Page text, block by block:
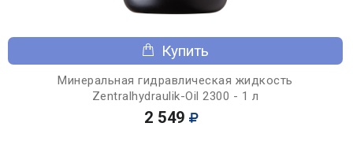
Купить
Минеральная гидравлическая жидкость
Zentralhydraulik-Oil 2300 - 1 л
2 549